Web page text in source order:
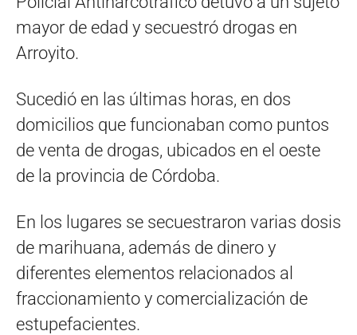
mayor de edad y secuestró drogas en
Arroyito.
Sucedió en las últimas horas, en dos
domicilios que funcionaban como puntos
de venta de drogas, ubicados en el oeste
de la provincia de Córdoba.
En los lugares se secuestraron varias dosis
de marihuana, además de dinero y
diferentes elementos relacionados al
fraccionamiento y comercialización de
estupefacientes.